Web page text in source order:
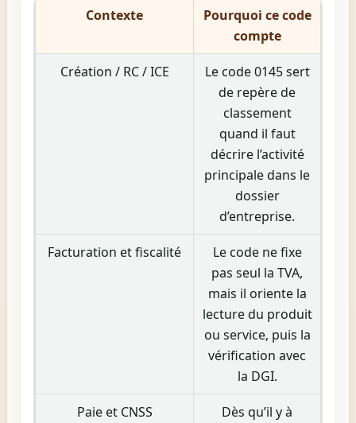
Contexte
Pourquoi ce code
compte
Création / RC / ICE
Le code 0145 sert
de repère de
classement
quand il faut
décrire l’activité
principale dans le
dossier
d’entreprise.
Facturation et fiscalité
Le code ne fixe
pas seul la TVA,
mais il oriente la
lecture du produit
ou service, puis la
vérification avec
la DGI.
Paie et CNSS Dès qu’il y à